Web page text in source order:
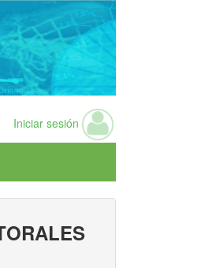
Iniciar sesión